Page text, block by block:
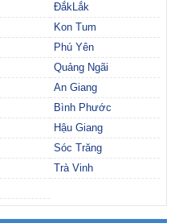
ĐắkLắk
Kon Tum
Phú Yên
Quảng Ngãi
An Giang
Bình Phước
Hậu Giang
Sóc Trăng
Trà Vinh